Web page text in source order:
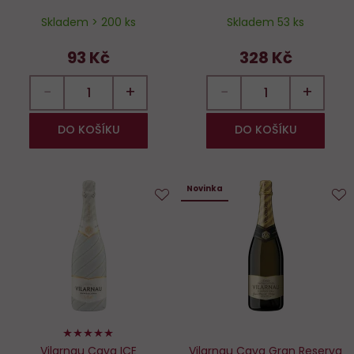
Skladem > 200 ks
93 Kč
− +
DO KOŠÍKU
Skladem 53 ks
328 Kč
− +
DO KOŠÍKU
100%
Vilarnau Cava ICE
Novinka
Vilarnau Cava Gran Reserva